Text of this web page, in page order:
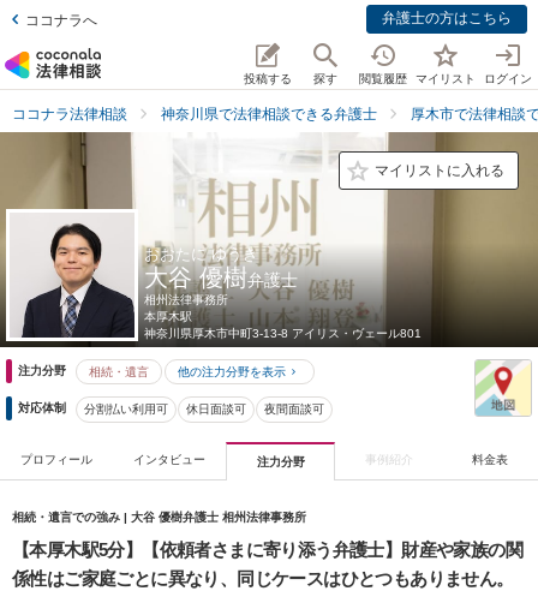
ココナラへ 弁護士の方はこちら
投稿する 探す 閲覧履歴 マイリスト ログイン
ココナラ法律相談 神奈川県で法律相談できる弁護士 厚木市で法律相談
マイリストに入れる
おおたに ゆうき
大谷 優樹弁護士
相州法律事務所
本厚木駅
神奈川県厚木市中町3-13-8 アイリス・ヴェール801
注力分野 相続・遺言 他の注力分野を表示
対応体制 分割払い利用可 休日面談可 夜間面談可
プロフィール インタビュー 注力分野 事例紹介 料金表
相続・遺言での強み | 大谷 優樹弁護士 相州法律事務所
【本厚木駅5分】【依頼者さまに寄り添う弁護士】財産や家族の関
係性はご家庭ごとに異なり、同じケースはひとつもありません。